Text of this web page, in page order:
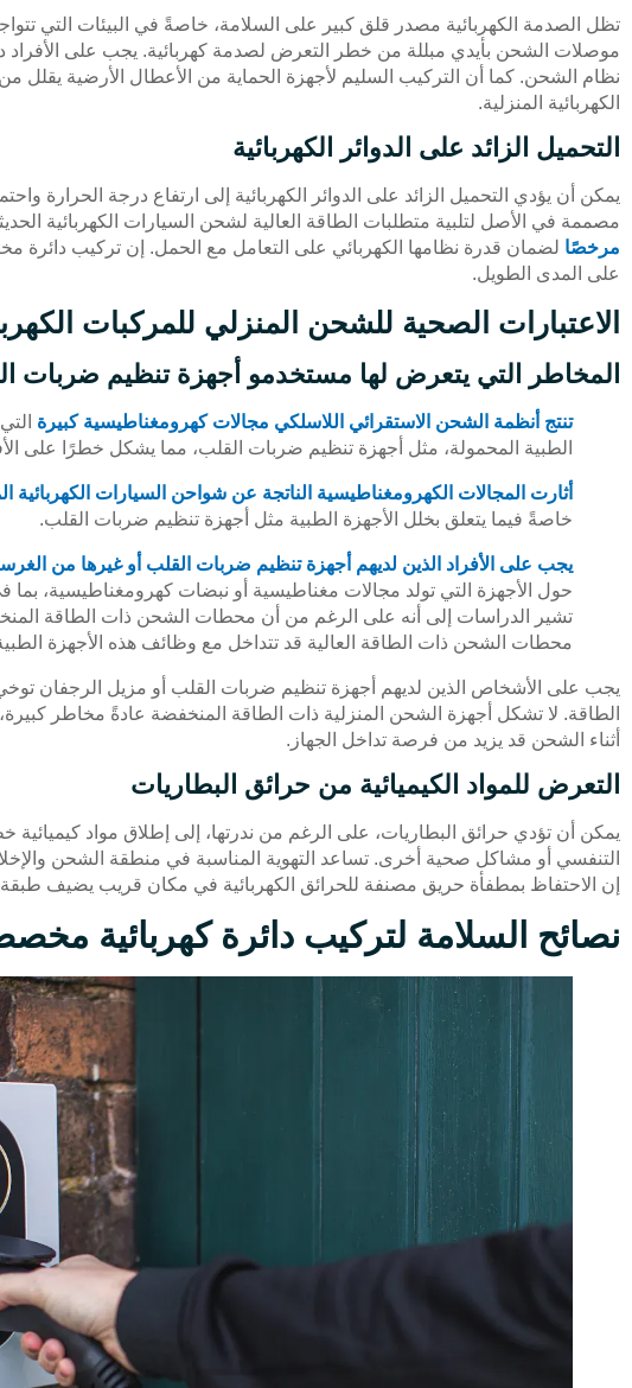
تظل الصدمة الكهربائية مصدر قلق كبير على السلامة، خاصةً في البيئات التي
موصلات الشحن بأيدي مبللة من خطر التعرض لصدمة كهربائية. يجب على الأفراد
نظام الشحن. كما أن التركيب السليم لأجهزة الحماية من الأعطال الأرضية
الكهربائية المنزلية.
التحميل الزائد على الدوائر الكهربائية
يمكن أن يؤدي التحميل الزائد على الدوائر الكهربائية إلى ارتفاع درجة الحرارة
مصممة في الأصل لتلبية متطلبات الطاقة العالية لشحن السيارات الكهربائية
مرخصًا لضمان قدرة نظامها الكهربائي على التعامل مع الحمل. إن تركيب دائرة
على المدى الطويل.
الاعتبارات الصحية للشحن المنزلي للمركبات
المخاطر التي يتعرض لها مستخدمو أجهزة تنظيم ضربات
تنتج أنظمة الشحن الاستقرائي اللاسلكي مجالات كهرومغناطيسية كبيرة
الطبية المحمولة، مثل أجهزة تنظيم ضربات القلب، مما يشكل خطرًا على
أثارت المجالات الكهرومغناطيسية الناتجة عن شواحن السيارات الكهربائية
خاصةً فيما يتعلق بخلل الأجهزة الطبية مثل أجهزة تنظيم ضربات القلب.
يجب على الأفراد الذين لديهم أجهزة تنظيم ضربات القلب أو غيرها من
حول الأجهزة التي تولد مجالات مغناطيسية أو نبضات كهرومغناطيسية،
تشير الدراسات إلى أنه على الرغم من أن محطات الشحن ذات الطاقة
محطات الشحن ذات الطاقة العالية قد تتداخل مع وظائف هذه الأجهزة
يجب على الأشخاص الذين لديهم أجهزة تنظيم ضربات القلب أو مزيل الرجفان
الطاقة. لا تشكل أجهزة الشحن المنزلية ذات الطاقة المنخفضة عادةً مخاطر
أثناء الشحن قد يزيد من فرصة تداخل الجهاز.
التعرض للمواد الكيميائية من حرائق البطاريات
يمكن أن تؤدي حرائق البطاريات، على الرغم من ندرتها، إلى إطلاق مواد كيميائية
التنفسي أو مشاكل صحية أخرى. تساعد التهوية المناسبة في منطقة الشحن
إن الاحتفاظ بمطفأة حريق مصنفة للحرائق الكهربائية في مكان قريب يضيف
نصائح السلامة لتركيب دائرة كهربائية